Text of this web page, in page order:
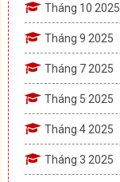
Tháng 10 2025
Tháng 9 2025
Tháng 7 2025
Tháng 5 2025
Tháng 4 2025
Tháng 3 2025